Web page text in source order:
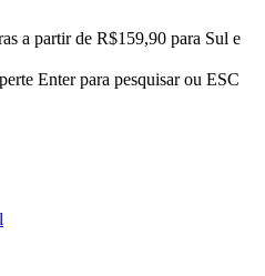
a partir de R$159,90 para Sul e
Enter para pesquisar ou ESC